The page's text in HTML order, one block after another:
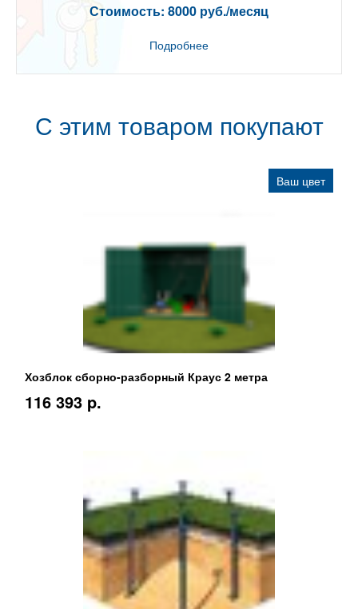
Стоимость: 8000 руб./месяц
Подробнее
С этим товаром покупают
Ваш цвет
Хозблок сборно-разборный Краус 2 метра
116 393 p.